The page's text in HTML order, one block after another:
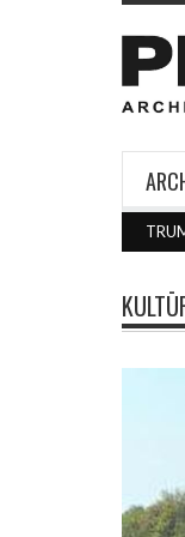
PRIE FINIŠO: Šiaulių